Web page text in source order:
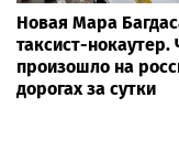
Новая Мара
таксист-нокаутер.
произошло на
дорогах за сутки